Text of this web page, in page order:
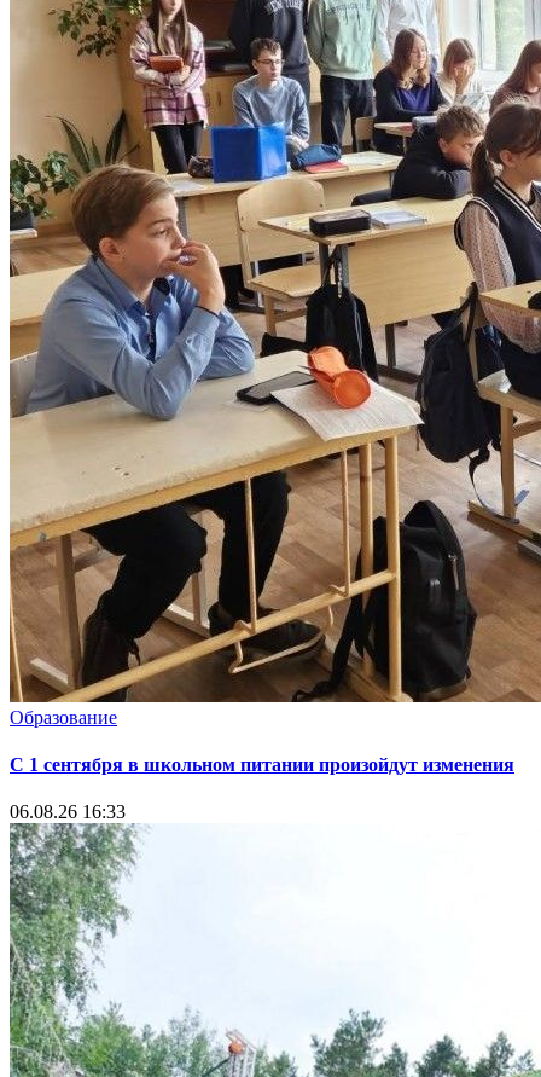
Образование
С 1 сентября в школьном питании произойдут изменения
06.08.26 16:33